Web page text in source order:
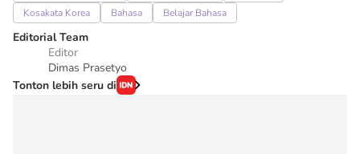
Kosakata Korea
Bahasa Belajar Bahasa
Editorial Team
Editor
Dimas Prasetyo
Tonton lebih seru di